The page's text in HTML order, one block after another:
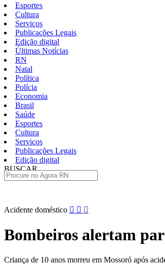
Esportes
Cultura
Serviços
Publicações Legais
Edição digital
Últimas Notícias
RN
Natal
Política
Polícia
Economia
Brasil
Saúde
Esportes
Cultura
Serviços
Publicações Legais
Edição digital
BUSCAR
Pular
conteúdo
Acidente doméstico
Bombeiros alertam
Criança de 10 anos morreu em Mossoró após